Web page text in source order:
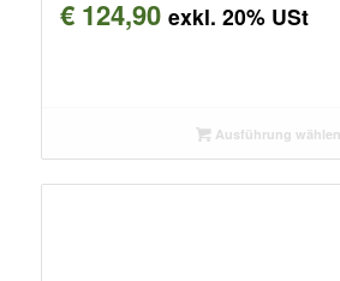
€124,90 exkl. 20% USt
Ausführung wählen